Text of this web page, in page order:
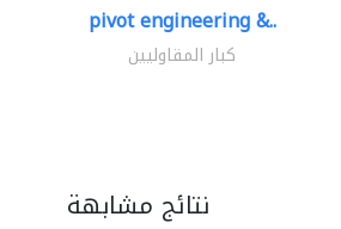
pivot engineering &..
كبار المقاوليين
نتائج مشابهة